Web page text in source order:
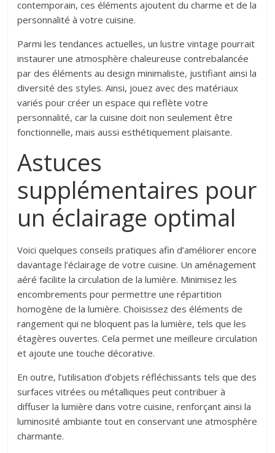
contemporain, ces éléments ajoutent du charme et de la
personnalité à votre cuisine.
Parmi les tendances actuelles, un lustre vintage pourrait
instaurer une atmosphère chaleureuse contrebalancée
par des éléments au design minimaliste, justifiant ainsi la
diversité des styles. Ainsi, jouez avec des matériaux
variés pour créer un espace qui reflète votre
personnalité, car la cuisine doit non seulement être
fonctionnelle, mais aussi esthétiquement plaisante.
Astuces
supplémentaires pour
un éclairage optimal
Voici quelques conseils pratiques afin d’améliorer encore
davantage l’éclairage de votre cuisine. Un aménagement
aéré facilite la circulation de la lumière. Minimisez les
encombrements pour permettre une répartition
homogène de la lumière.Choisissez des éléments de
rangement qui ne bloquent pas la lumière, tels que les
étagères ouvertes. Cela permet une meilleure circulation
et ajoute une touche décorative.
En outre, l’utilisation d’objets réfléchissants tels que des
surfaces vitrées ou métalliques peut contribuer à
diffuser la lumière dans votre cuisine, renforçant ainsi la
luminosité ambiante tout en conservant une atmosphère
charmante.